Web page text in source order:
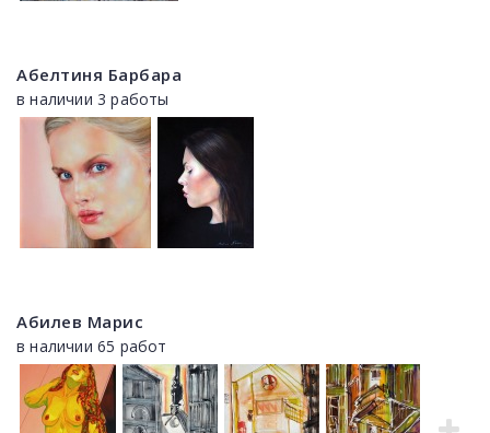
Абелтиня Барбара
в наличии 3 работы
Абилев Марис
в наличии 65 работ